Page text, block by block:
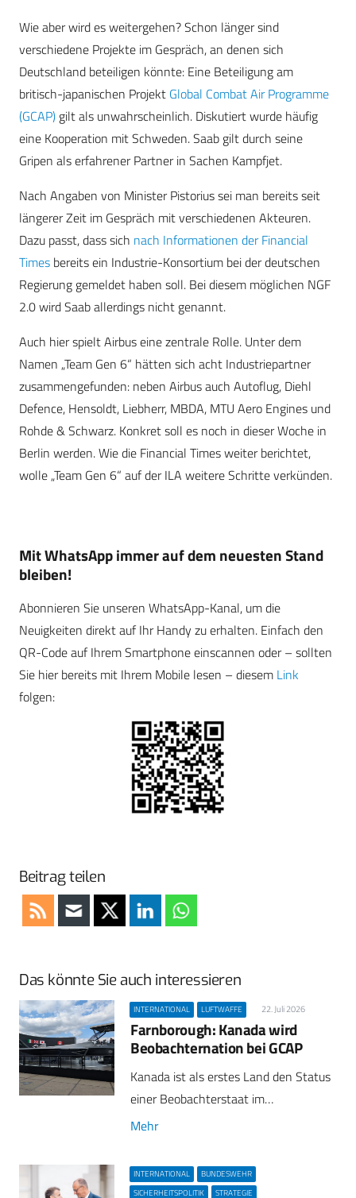
Wie aber wird es weitergehen? Schon länger sind
verschiedene Projekte im Gespräch, an denen sich
Deutschland beteiligen könnte: Eine Beteiligung am
britisch-japanischen Projekt Global Combat Air Programme
(GCAP) gilt als unwahrscheinlich. Diskutiert wurde häufig
eine Kooperation mit Schweden. Saab gilt durch seine
Gripen als erfahrener Partner in Sachen Kampfjet.
Nach Angaben von Minister Pistorius sei man bereits seit
längerer Zeit im Gespräch mit verschiedenen Akteuren.
Dazu passt, dass sich nach Informationen der Financial
Times bereits ein Industrie-Konsortium bei der deutschen
Regierung gemeldet haben soll. Bei diesem möglichen NGF
2.0 wird Saab allerdings nicht genannt.
Auch hier spielt Airbus eine zentrale Rolle. Unter dem
Namen „Team Gen 6“ hätten sich acht Industriepartner
zusammengefunden: neben Airbus auch Autoflug, Diehl
Defence, Hensoldt, Liebherr, MBDA, MTU Aero Engines und
Rohde & Schwarz. Konkret soll es noch in dieser Woche in
Berlin werden. Wie die Financial Times weiter berichtet,
wolle „Team Gen 6“ auf der ILA weitere Schritte verkünden.
Mit WhatsApp immer auf dem neuesten Stand
bleiben!
Abonnieren Sie unseren WhatsApp-Kanal, um die
Neuigkeiten direkt auf Ihr Handy zu erhalten. Einfach den
QR-Code auf Ihrem Smartphone einscannen oder – sollten
Sie hier bereits mit Ihrem Mobile lesen – diesem Link
folgen:
Beitrag teilen
Das könnte Sie auch interessieren
INTERNATIONAL LUFTWAFFE 22. Juli 2026
Farnborough: Kanada wird
Beobachternation bei GCAP
Kanada ist als erstes Land den Status
einer Beobachterstaat im…
Mehr
INTERNATIONAL
BUNDESWEHR
SICHERHEITSPOLITIK
STRATEGIE